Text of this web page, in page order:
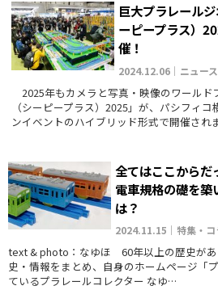
巨大プラレール
ーピープラス）
催！
2024.12.06｜ニュース
2025年もカメラと写真・映像のワールド
（シーピープラス）2025」が、パシフィ
ンイベントのハイブリッド形式で開催され
全てはここからだ
電車規格の礎を築
は？
2024.11.15｜特集・コ
text & photo：なゆほ 60年以上の歴史があ
史・情報をまとめ、自身のホームページ「
ているプラレールコレクター なゆ…